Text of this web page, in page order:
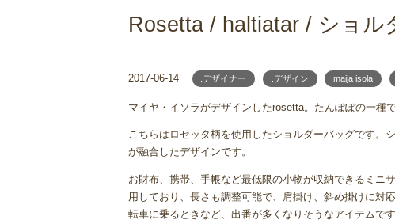
Rosetta / haltiatar / ショル
2017-06-14 .デザイナー .デザイン maija isola
マイヤ・イソラがデザインしたrosetta。たんぽぽの一種で
こちらはロセッタ柄を使用したショルダーバッグです。
が融合したデザインです。
お財布、携帯、手帳など最低限の小物が収納できるミニ
用しており、長さも調整可能で、肩掛け、斜め掛けに対
転車に乗るときなど、出番が多くなりそうなアイテムです